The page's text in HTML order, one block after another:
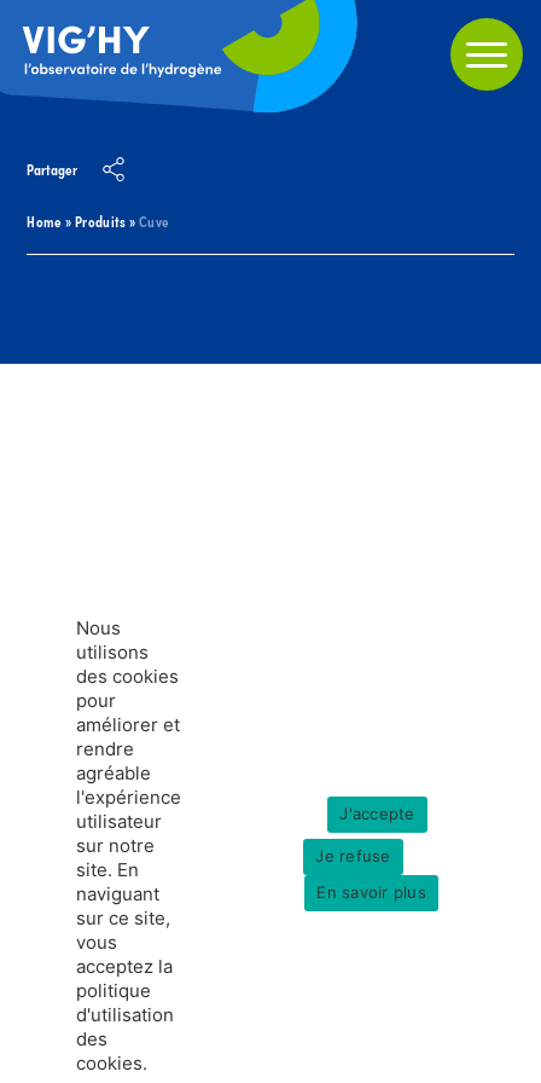
Home»Produits»Cuve
Partager
france-hydrogene.org
Données personnelles
Mentions légales
Nous
utilisons
des cookies
pour
améliorer et
rendre
agréable
l'expérience
utilisateur
sur notre
site. En
naviguant
sur ce site,
vous
acceptez la
politique
d'utilisation
des
cookies.
J'accepte
Je refuse
En savoir plus